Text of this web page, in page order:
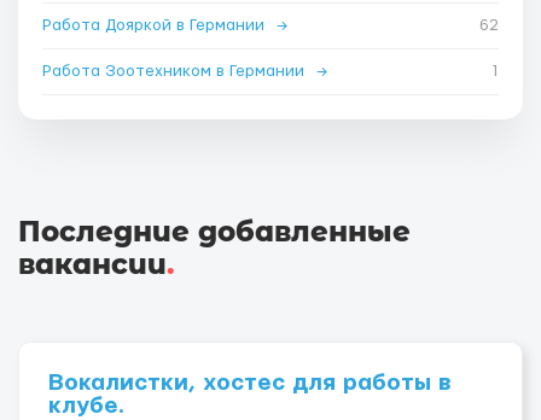
Работа Дояркой в Германии → 62
Работа Зоотехником в Германии → 1
Последние добавленные
вакансии.
Вокалистки, хостес для работы в
клубе.